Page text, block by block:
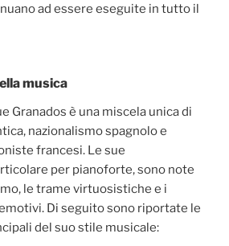
ad essere eseguite in tutto il
musica
Granados è una miscela unica di
nazionalismo spagnolo e
francesi. Le sue
per pianoforte, sono note
le trame virtuosistiche e i
Di seguito sono riportate le
del suo stile musicale: